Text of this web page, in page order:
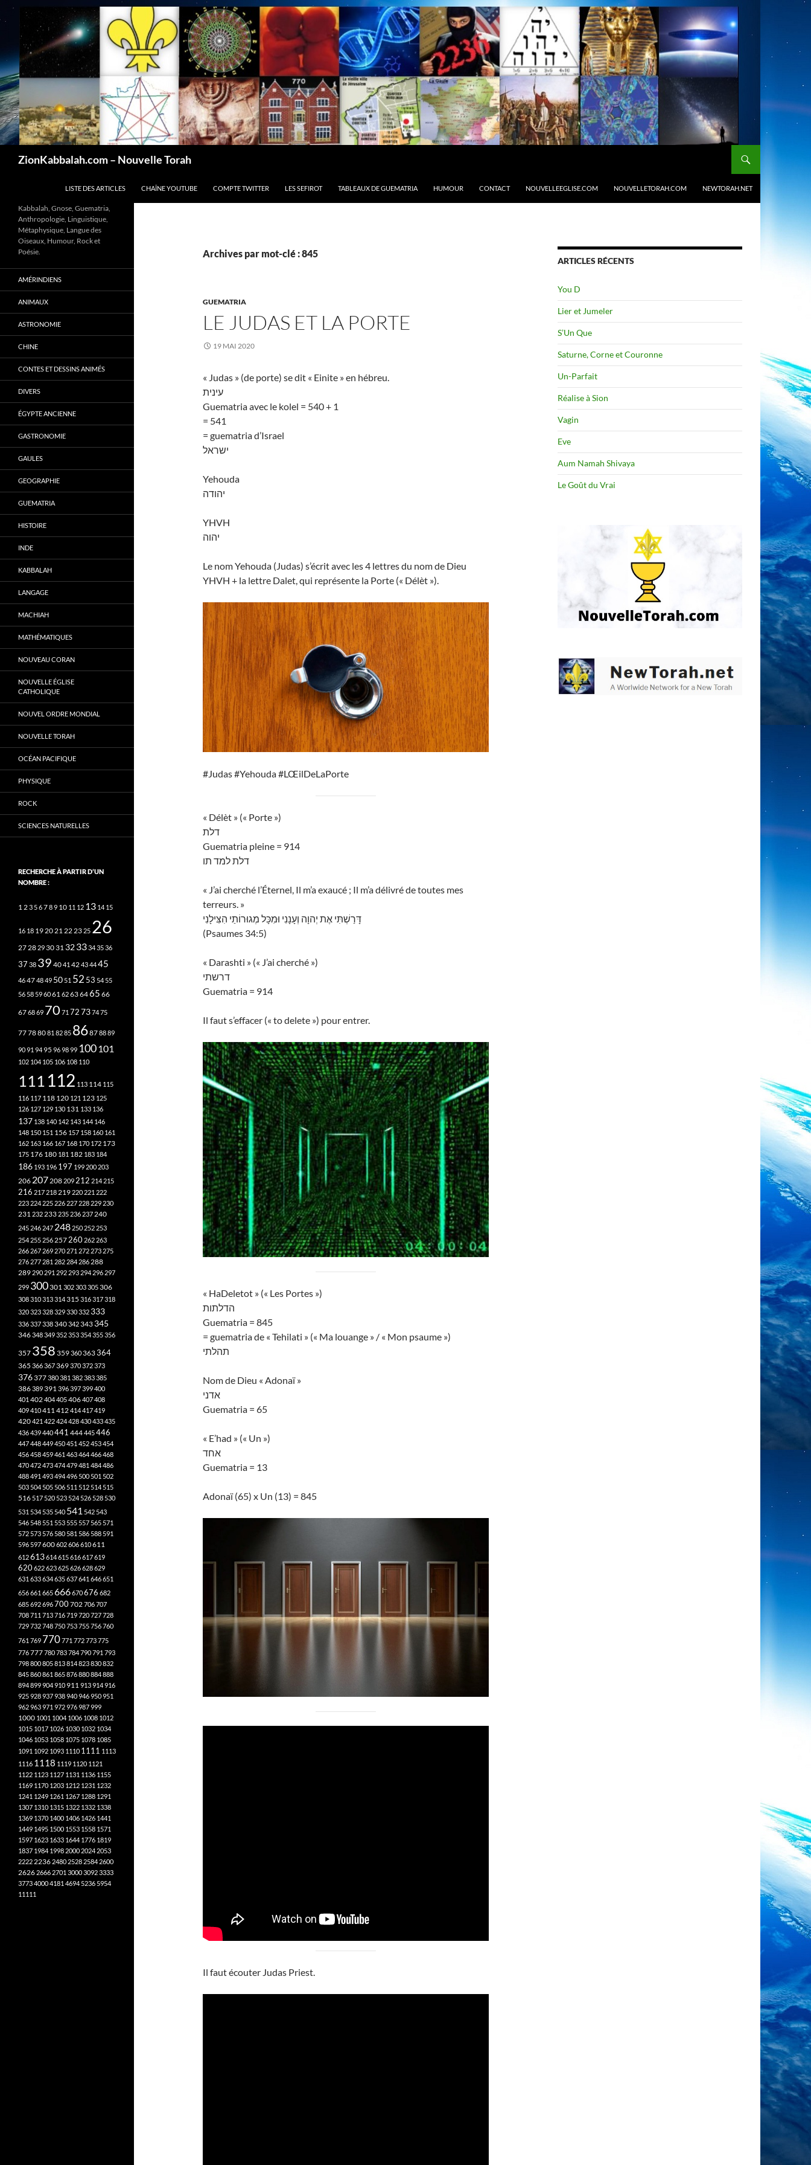
ZionKabbalah.com – Nouvelle Torah
LISTE DES ARTICLES
CHAÎNE YOUTUBE COMPTE TWITTER LES SEFIROT TABLEAUX DE GUEMATRIA HUMOUR CONTACT NOUVELLEEGLISE.COM NOUVELLETORAH.COM NEWTORAH.NET
Archives par mot-clé : 845
GUEMATRIA
LE JUDAS ET LA PORTE
19 MAI 2020
« Judas » (de porte) se dit « Einite » en hébreu.
עינית
Guematria avec le kolel = 540 + 1
= 541
= guematria d’Israel
ישראל
Yehouda
יהודה
YHVH
יהוה
Le nom Yehouda (Judas) s’écrit avec les 4 lettres du nom de Dieu
YHVH + la lettre Dalet, qui représente la Porte (« Délèt »).
#Judas #Yehouda #LŒilDeLaPorte
« Délèt » (« Porte »)
דלת
Guematria pleine = 914
דלת למד תו
« J’ai cherché l’Éternel, Il m’a exaucé ; Il m’a délivré de toutes mes
terreurs. »
דָּרַשְׁתִּי אֶת יְהוָה וְעָנָנִי וּמִכָּל מְגוּרוֹתַי הִצִּילָנִי
(Psaumes 34:5)
« Darashti » (« J’ai cherché »)
דרשתי
Guematria = 914
Il faut s’effacer (« to delete ») pour entrer.
« HaDeletot » (« Les Portes »)
הדלתות
Guematria = 845
= guematria de « Tehilati » (« Ma louange » / « Mon psaume »)
תהלתי
Nom de Dieu « Adonaï »
אדני
Guematria = 65
« E’had » (« Un »)
אחד
Guematria = 13
Adonaï (65) x Un (13) = 845
Il faut écouter Judas Priest.
ARTICLES RÉCENTS
You D
Lier et Jumeler
S’Un Que
Saturne, Corne et Couronne
Un-Parfait
Réalise à Sion
Vagin
Eve
Aum Namah Shivaya
Le Goût du Vrai
Kabbalah, Gnose, Guematria,
Anthropologie, Linguistique,
Métaphysique, Langue des
Oiseaux, Humour, Rock et
Poésie.
AMÉRINDIENS
ANIMAUX
ASTRONOMIE
CHINE
CONTES ET DESSINS ANIMÉS
DIVERS
ÉGYPTE ANCIENNE
GASTRONOMIE
GAULES
GEOGRAPHIE
GUEMATRIA
HISTOIRE
INDE
KABBALAH
LANGAGE
MACHIAH
MATHÉMATIQUES
NOUVEAU CORAN
NOUVELLE ÉGLISE
CATHOLIQUE
NOUVEL ORDRE MONDIAL
NOUVELLE TORAH
OCÉAN PACIFIQUE
PHYSIQUE
ROCK
SCIENCES NATURELLES
RECHERCHE À PARTIR D’UN
NOMBRE :
1 23 56789 10 11 12 13 14 15
16 18 1920212223 25 26
27 28 293031 3233343536
37 38 39 4041 42434445
46474849 50 51 52 53 54 55
56 58 596061 62636465 66
676869 70 71 72737475
77788081 8285 86878889
9091 94 95 969899 100101
102 104 105 106 108 110
111 112 113 114 115
116 117 118 120 121 123 125
126 127 129 130 131 133 136
137 138 140 142 143 144 146
148 150 151 156 157 158 160 161
162 163 166 167 168 170 172 173
175 176 180 181 182 183 184
186 193 196 197 199 200 203
206 207 208 209 212 214 215
216 217 218219 220 221 222
223 224 225 226 227 228 229 230
231 232 233 235 236 237240
245 246 247248 250 252 253
254 255 256257 260 262 263
266 267 269 270 271 272 273 275
276 277 281 282 284 286 288
289 290 291 292 293 294 296 297
299 300301302303305306
308310313314315 316317318
320323328329330332 333
336337338340342343 345
346348349352353354355356
357 358 359360363364
365 366367369370372373
376377380381 382383385
386389391396397399400
401 402404405406407408
409410411 412414417419
420421 422424428430433435
436439440441 444445446
447448449450451 452453454
456458459461 463464466468
470472473474479481 484486
488491 493494496 500 501 502
503 504 505 506 511 512 514 515
516 517 520 523 524 526 528 530
531 534 535 540 541 542 543
546 548 551 553 555 557 565 571
572 573 576 580 581 586 588 591
596 597600602606610611
612613614615616617619
620622623625626628629
631 633634635637641 646651
656661 665666670676 682
685692696700702706707
708711 713716719720727728
729732748750753755756760
761 769 770771 772773775
776777780783784790791 793
798800805813814823830832
845860861 865876880884888
894899904910 911 913914916
925928937938940946950951
962963971 972976987999
1000 1001 1004 1006 1008 1012
1015 1017 1026 1030 1032 1034
1046 1053 1058 1075 1078 1085
1091 1092 1093 1110 1111 1113
1116 1118 1119 1120 1121
1122 1123 1127 1131 1136 1155
1169 1170 1203 1212 1231 1232
1241 1249 1261 1267 1288 1291
1307 1310 1315 1322 1332 1338
1369 1370 1400 1406 1426 1441
1449 1495 1500 1553 1558 1571
1597 1623 1633 1644 1776 1819
1837 1984 1998 2000 2024 2053
2222 2236 2480 2528 2584 2600
2626 2666 2701 300030923333
377340004181 4694 5236 5954
11111